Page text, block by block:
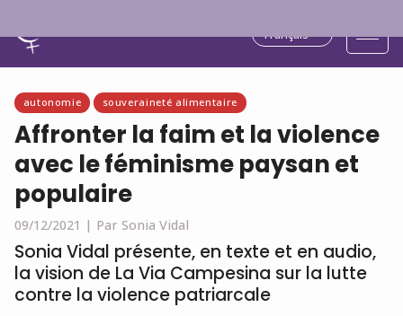
Français
autonomie souveraineté alimentaire
Affronter la faim et la violence
avec le féminisme paysan et
populaire
09/12/2021 | Par Sonia Vidal
Sonia Vidal présente, en texte et en audio,
la vision de La Via Campesina sur la lutte
contre la violence patriarcale